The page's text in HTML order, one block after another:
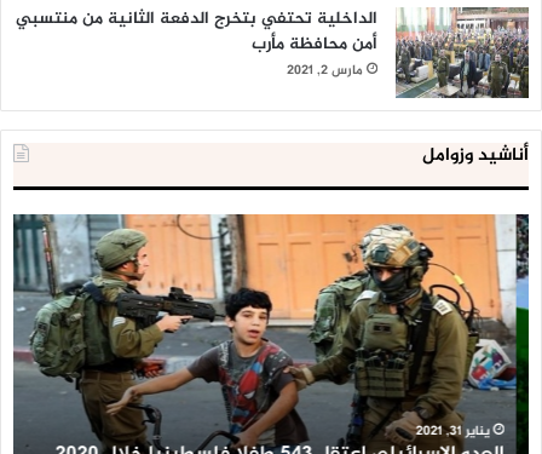
الداخلية تحتفي بتخرج الدفعة الثانية من منتسبي
أمن محافظة مأرب
مارس 2, 2021
أناشيد وزوامل
العدو
الإسرائيلي
اعتقل
543
طفلا
فلسطينيا
خلال
2020
يناير 31, 2021